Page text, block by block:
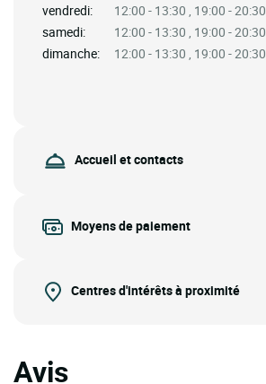
vendredi:
12:00 - 13:30 , 19:00 - 20:30
samedi:
12:00 - 13:30 , 19:00 - 20:30
dimanche:
12:00 - 13:30 , 19:00 - 20:30
Accueil et contacts
Moyens de paiement
Centres d'intérêts à proximité
Avis